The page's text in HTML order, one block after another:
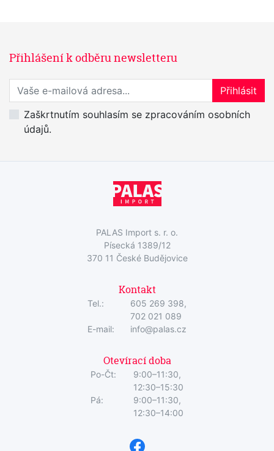
Přihlášení k odběru newsletteru
Přihlaste se k odběru novinek
Přihlásit
Zaškrtnutím souhlasím se zpracováním osobních
údajů.
PALAS Import s. r. o.
Písecká 1389/12
370 11 České Budějovice
Kontakt
Tel.:
605 269 398,
702 021 089
E-mail:
info@palas.cz
Otevírací doba
Po-Čt:
9:00–11:30,
12:30–15:30
Pá:
9:00–11:30,
12:30–14:00